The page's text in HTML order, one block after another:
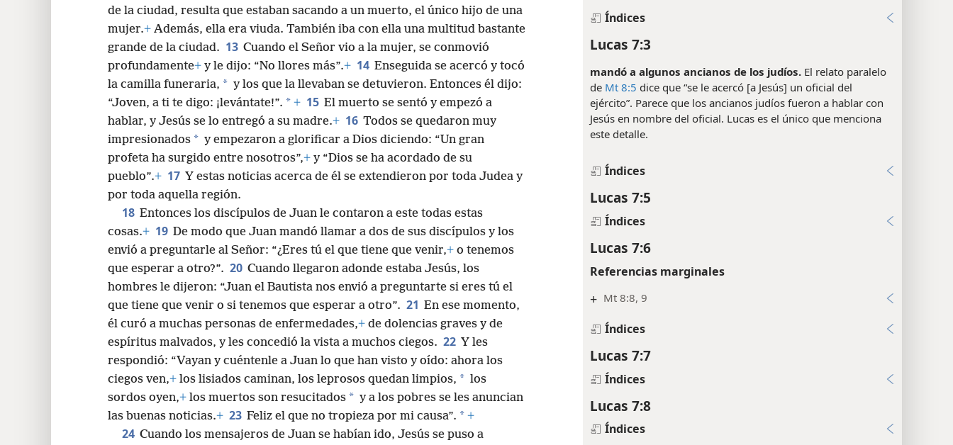
Índices
Lucas 7:3
mandó a algunos ancianos de los judíos. El relato paralelo
de Mt 8:5 dice que “se le acercó [a Jesús] un oficial del
ejército”. Parece que los ancianos judíos fueron a hablar con
Jesús en nombre del oficial. Lucas es el único que menciona
este detalle.
Índices
Lucas 7:5
Índices
Lucas 7:6
Referencias marginales
+ Mt 8:8, 9
Índices
Lucas 7:7
Índices
Lucas 7:8
Índices
de la ciudad, resulta que estaban sacando a un muerto, el único hijo de una
mujer.+ Además, ella era viuda. También iba con ella una multitud bastante
grande de la ciudad. 13 Cuando el Señor vio a la mujer, se conmovió
profundamente+ y le dijo: “No llores más”.+ 14 Enseguida se acercó y tocó
la camilla funeraria, * y los que la llevaban se detuvieron. Entonces él dijo:
“Joven, a ti te digo: ¡levántate!”. * + 15 El muerto se sentó y empezó a
hablar, y Jesús se lo entregó a su madre.+ 16 Todos se quedaron muy
impresionados * y empezaron a glorificar a Dios diciendo: “Un gran
profeta ha surgido entre nosotros”,+ y “Dios se ha acordado de su
pueblo”.+ 17 Y estas noticias acerca de él se extendieron por toda Judea y
por toda aquella región.
18 Entonces los discípulos de Juan le contaron a este todas estas
cosas.+ 19 De modo que Juan mandó llamar a dos de sus discípulos y los
envió a preguntarle al Señor: “¿Eres tú el que tiene que venir,+ o tenemos
que esperar a otro?”. 20 Cuando llegaron adonde estaba Jesús, los
hombres le dijeron: “Juan el Bautista nos envió a preguntarte si eres tú el
que tiene que venir o si tenemos que esperar a otro”. 21 En ese momento,
él curó a muchas personas de enfermedades,+ de dolencias graves y de
espíritus malvados, y les concedió la vista a muchos ciegos. 22 Y les
respondió: “Vayan y cuéntenle a Juan lo que han visto y oído: ahora los
ciegos ven,+ los lisiados caminan, los leprosos quedan limpios, * los
sordos oyen,+ los muertos son resucitados * y a los pobres se les anuncian
las buenas noticias.+ 23 Feliz el que no tropieza por mi causa”. * +
24 Cuando los mensajeros de Juan se habían ido, Jesús se puso a